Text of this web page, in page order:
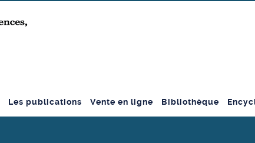
Les publications Vente en ligne Bibliothèque